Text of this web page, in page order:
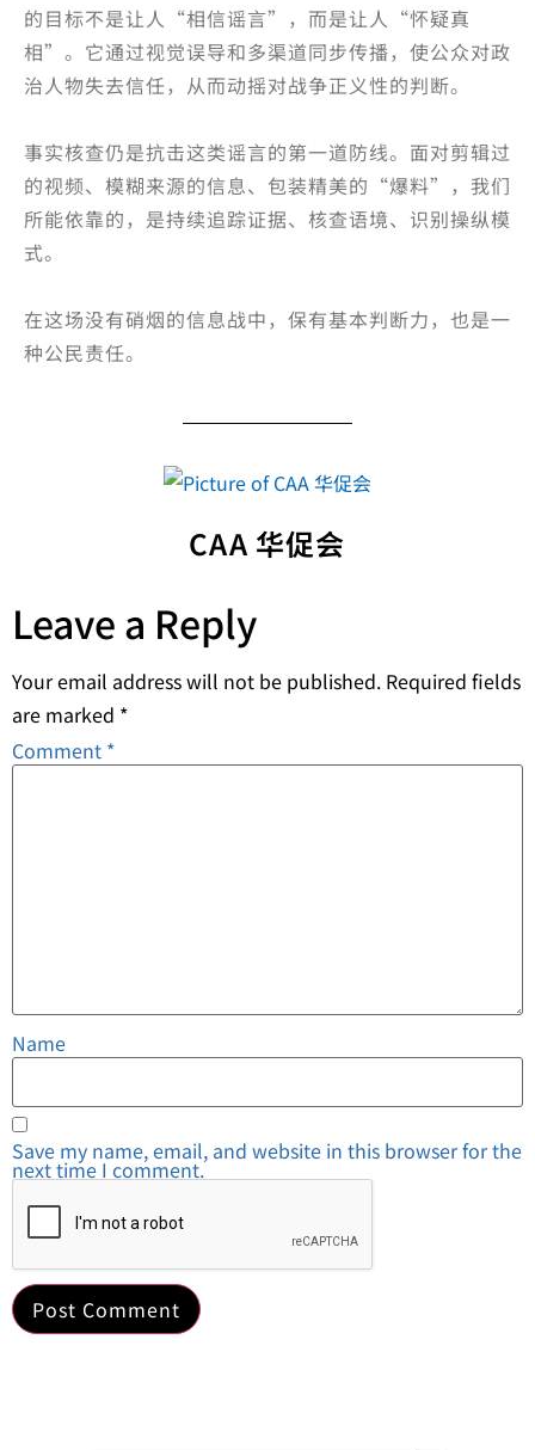
的目标不是让人“相信谣言”，而是让人“怀疑真
相”。它通过视觉误导和多渠道同步传播，使公众对政
治人物失去信任，从而动摇对战争正义性的判断。
事实核查仍是抗击这类谣言的第一道防线。面对剪辑过
的视频、模糊来源的信息、包装精美的“爆料”，我们
所能依靠的，是持续追踪证据、核查语境、识别操纵模
式。
在这场没有硝烟的信息战中，保有基本判断力，也是一
种公民责任。
CAA 华促会
Leave a Reply
Your email address will not be published. Required fields
are marked *
Comment *
Name
Save my name, email, and website in this browser for the
next time I comment.